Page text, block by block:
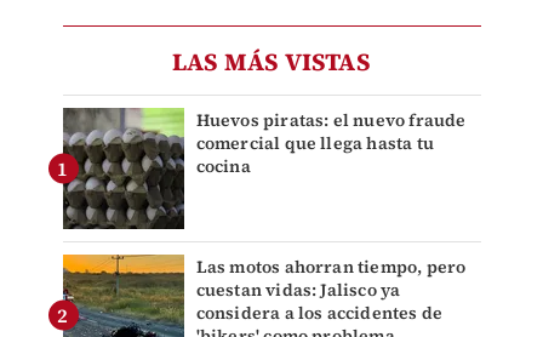
LAS MÁS VISTAS
Huevos piratas: el nuevo fraude
comercial que llega hasta tu
cocina
Las motos ahorran tiempo, pero
cuestan vidas: Jalisco ya
considera a los accidentes de